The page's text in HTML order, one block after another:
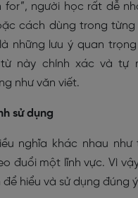
for”, người học rất dễ
cách dùng trong từng
những lưu ý quan
này chính xác và tự
như văn viết.
sử dụng
nghĩa khác nhau như
đuổi một lĩnh vực. Vì
hiểu và sử dụng đúng